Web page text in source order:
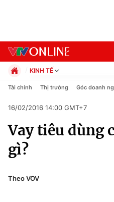
Chuyên mục
Chính trị
KINH TẾ
Chính trị
Pháp luật
Kinh tế
Thể thao
Y tế
Tài chính Thị trường Góc doanh
16/02/2016 14:00 GMT+7
Vay tiêu dùng
gì?
Theo VOV